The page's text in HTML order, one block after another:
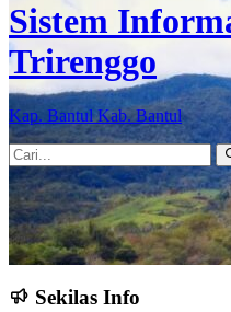
Sistem
Trirenggo
Kap. Bantul Kab. Bantul
Sekilas Info